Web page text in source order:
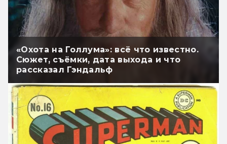
«Охота на Голлума»: всё что известно.
Сюжет, съёмки, дата выхода и что
рассказал Гэндальф